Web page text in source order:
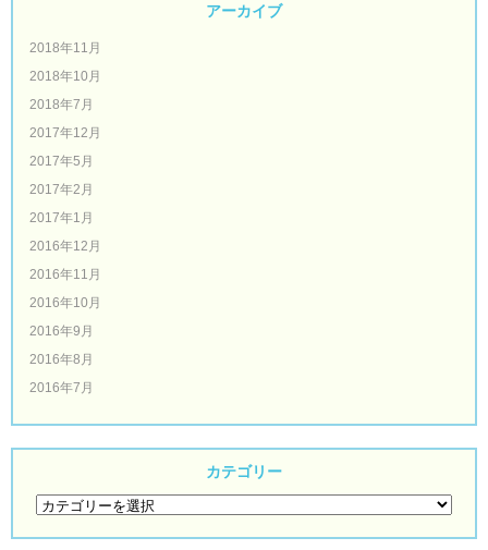
アーカイブ
2018年11月
2018年10月
2018年7月
2017年12月
2017年5月
2017年2月
2017年1月
2016年12月
2016年11月
2016年10月
2016年9月
2016年8月
2016年7月
カテゴリー